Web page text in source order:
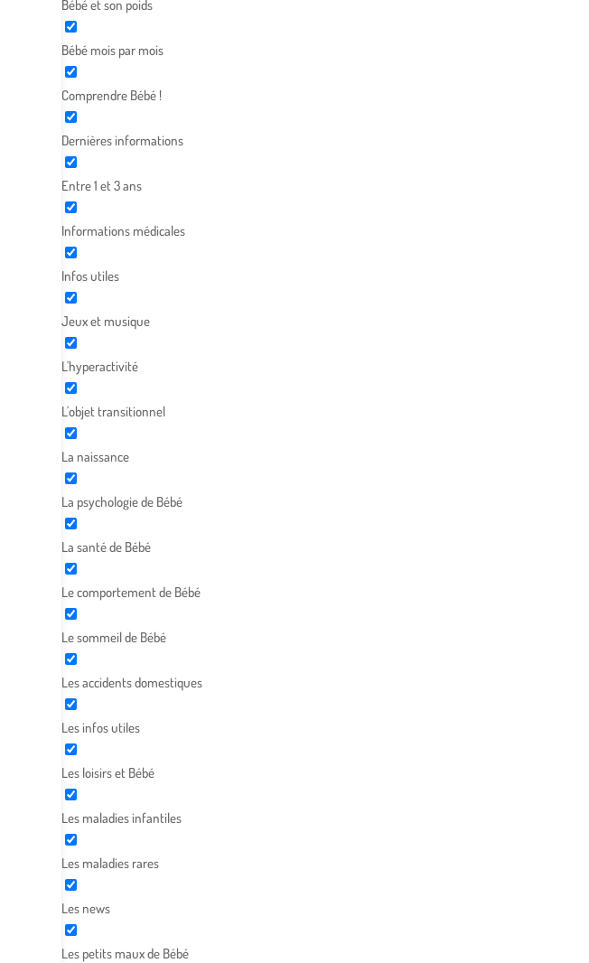
Bébé et son poids
Bébé mois par mois
Comprendre Bébé !
Dernières informations
Entre 1 et 3 ans
Informations médicales
Infos utiles
Jeux et musique
L'hyperactivité
L'objet transitionnel
La naissance
La psychologie de Bébé
La santé de Bébé
Le comportement de Bébé
Le sommeil de Bébé
Les accidents domestiques
Les infos utiles
Les loisirs et Bébé
Les maladies infantiles
Les maladies rares
Les news
Les petits maux de Bébé